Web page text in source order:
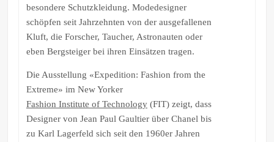
besondere Schutzkleidung. Modedesigner
schöpfen seit Jahrzehnten von der ausgefallenen
Kluft, die Forscher, Taucher, Astronauten oder
eben Bergsteiger bei ihren Einsätzen tragen.
Die Ausstellung «Expedition: Fashion from the
Extreme» im New Yorker
Fashion Institute of Technology(FIT) zeigt, dass
Designer von Jean Paul Gaultier über Chanel bis
zu Karl Lagerfeld sich seit den 1960er Jahren